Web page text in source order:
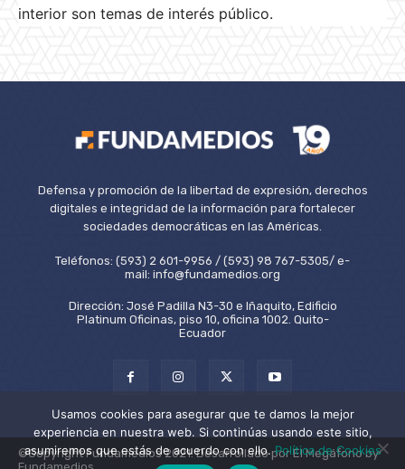
interior son temas de interés público.
Defensa y promoción de la libertad de expresión, derechos
digitales e integridad de la información para fortalecer
sociedades democráticas en las Américas.
Teléfonos: (593) 2 601-9956 / (593) 98 767-5305/ e-
mail: info@fundamedios.org
Dirección: José Padilla N3-30 e Iñaquito, Edificio
Platinum Oficinas, piso 10, oficina 1002. Quito-
Ecuador
©Copyright Fundamedios 2021. Desarrollado por El Megáfono by
Usamos cookies para asegurar que te damos la mejor
experiencia en nuestra web. Si continúas usando este sitio,
asumiremos que estás de acuerdo con ello.Política de Cookies